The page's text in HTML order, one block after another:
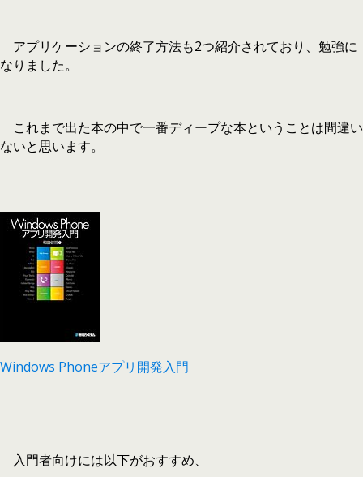
アプリケーションの終了方法も2つ紹介されており、勉強に
なりました。
これまで出た本の中で一番ディープな本ということは間違い
ないと思います。
Windows Phoneアプリ開発入門
入門者向けには以下がおすすめ、